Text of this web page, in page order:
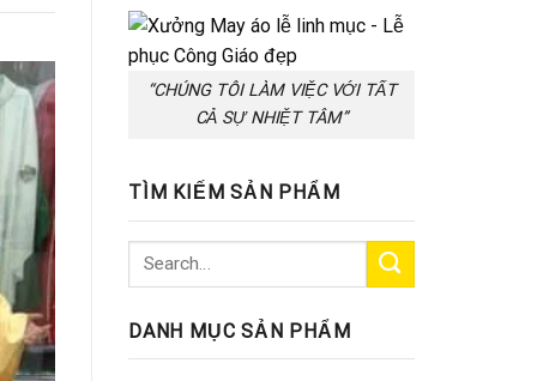
“CHÚNG TÔI LÀM VIỆC VỚI TẤT
CẢ SỰ NHIỆT TÂM”
TÌM KIẾM SẢN PHẨM
DANH MỤC SẢN PHẨM